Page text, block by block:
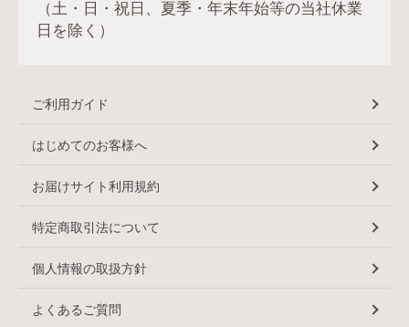
（土・日・祝日、夏季・年末年始等の当社休業
日を除く）
ご利用ガイド
はじめてのお客様へ
お届けサイト利用規約
特定商取引法について
個人情報の取扱方針
よくあるご質問